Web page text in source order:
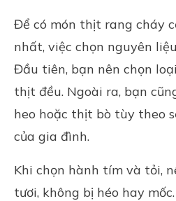
Để có món thịt rang cháy
nhất, việc chọn nguyên
Đầu tiên, bạn nên chọn
thịt đều. Ngoài ra, bạn
heo hoặc thịt bò tùy theo
của gia đình.
Khi chọn hành tím và tỏi,
tươi, không bị héo hay